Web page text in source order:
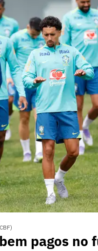
pagos no